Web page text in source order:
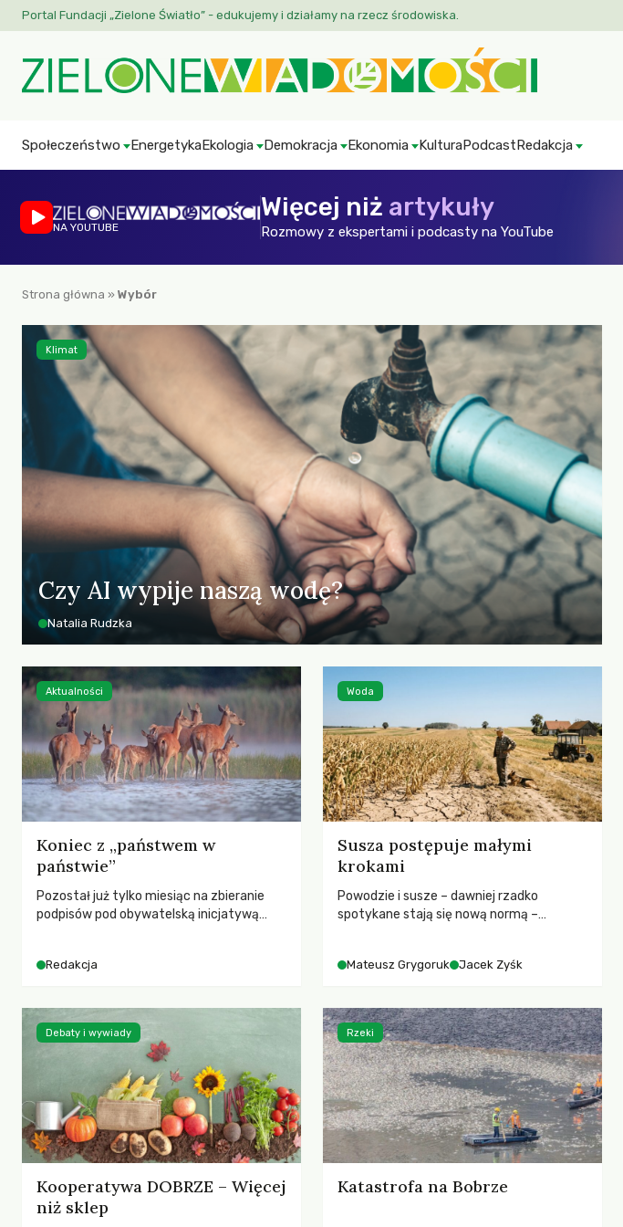
Portal Fundacji „Zielone Światło” - edukujemy i działamy na rzecz środowiska.
Społeczeństwo EnergetykaEkologia Demokracja Ekonomia KulturaPodcastRedakcja
NA YOUTUBE
Więcej niż artykuły
Rozmowy z ekspertami i podcasty na YouTube
Strona główna » Wybór
Czy AI wypije naszą wodę?
Natalia Rudzka
Klimat
Koniec z „państwem w
państwie”
Pozostał już tylko miesiąc na zbieranie
podpisów pod obywatelską inicjatywą
pełną mobilizację, ponieważ projekt
rozwiązania dla przyrody i zwierząt,
radykalnie zmieniając dotychczasowy
paradygmat funkcjonowania łowiectwa w
Polsce.
Redakcja
Aktualności
Susza postępuje małymi
krokami
Powodzie i susze – dawniej rzadko
spotykane stają się nową normą –
SGGW.
Mateusz Grygoruk Jacek Zyśk
Woda
Kooperatywa DOBRZE – Więcej
niż sklep
Debaty i wywiady
Katastrofa na Bobrze
Rzeki